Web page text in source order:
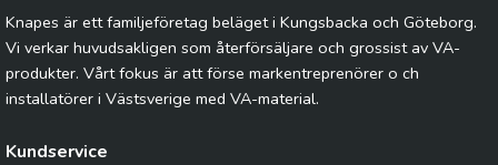
Knapes är ett familjeföretag beläget i Kungsbacka och Göteborg.
Vi verkar huvudsakligen som återförsäljare och grossist av VA-
produkter. Vårt fokus är att förse markentreprenörer o ch
installatörer i Västsverige med VA-material.
Kundservice